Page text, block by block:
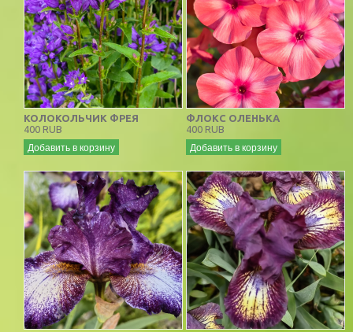
КОЛОКОЛЬЧИК ФРЕЯ
400 RUB
Добавить в корзину
ФЛОКС ОЛЕНЬКА
400 RUB
Добавить в корзину